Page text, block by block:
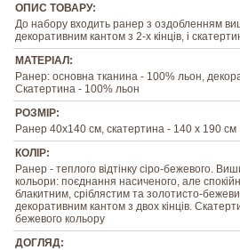
ОПИС ТОВАРУ:
До набору входить ранер з оздобленням
декоративним кантом з 2-х кінців, і
МАТЕРІАЛ:
Ранер: основна тканина - 100% льон,
Скатертина - 100% льон
РОЗМІР:
Ранер 40х140 см, скатертина - 140 х 190 см
КОЛІР:
Ранер - теплого відтінку сіро-бежевого.
кольори: поєднання насиченого, але
блакитним, сріблястим та золотисто-
декоративним кантом з двох кінців.
бежевого кольору
ДОГЛЯД: